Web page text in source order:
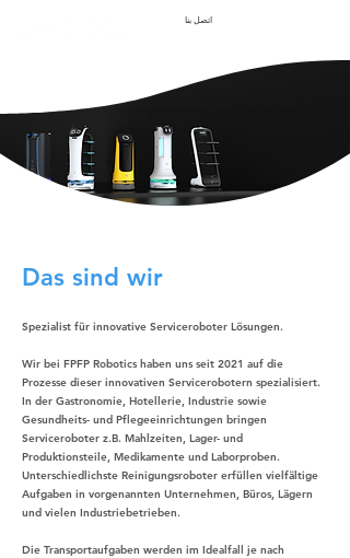
اتصل بنا
Das sind wir
Spezialist für innovative Serviceroboter Lösungen.
Wir bei FPFP Robotics haben uns seit 2021 auf die
Prozesse dieser innovativen Servicerobotern spezialisiert.
In der Gastronomie, Hotellerie, Industrie sowie
Gesundheits- und Pflegeeinrichtungen bringen
Serviceroboter z.B. Mahlzeiten, Lager- und
Produktionsteile, Medikamente und Laborproben.
Unterschiedlichste Reinigungsroboter erfüllen vielfältige
Aufgaben in vorgenannten Unternehmen, Büros, Lägern
und vielen Industriebetrieben.
Die Transportaufgaben werden im Idealfall je nach